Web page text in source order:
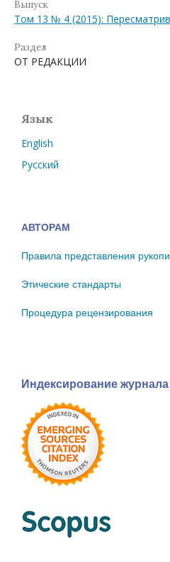
Выпуск
Том 13 № 4 (2015):
Раздел
ОТ РЕДАКЦИИ
Язык
English
Русский
АВТОРАМ
Правила представления
Этические стандарты
Процедура рецензирования
Индексирование журнала